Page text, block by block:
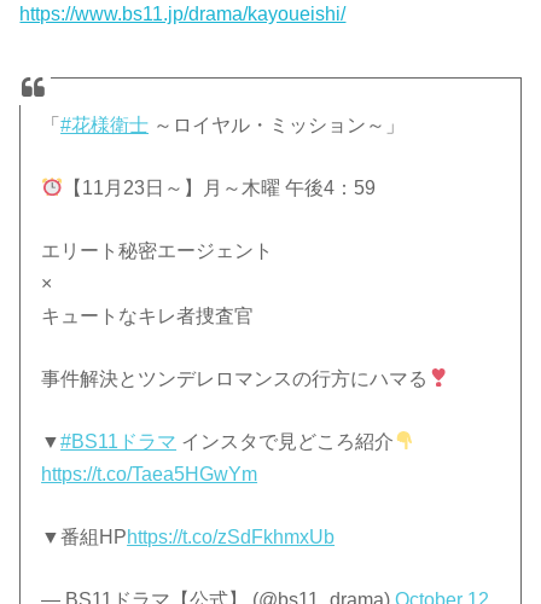
https://www.bs11.jp/drama/kayoueishi/
「#花様衛士 ～ロイヤル・ミッション～」
【11月23日～】月～木曜 午後4：59
エリート秘密エージェント
×
キュートなキレ者捜査官
事件解決とツンデレロマンスの行方にハマる
▼#BS11ドラマ インスタで見どころ紹介
https://t.co/Taea5HGwYm
▼番組HPhttps://t.co/zSdFkhmxUb
— BS11ドラマ【公式】 (@bs11_drama)October 12,